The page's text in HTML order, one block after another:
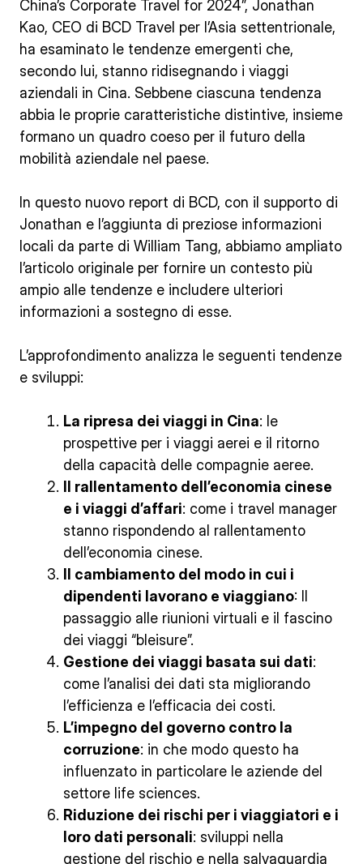
China’s Corporate Travel for 2024”, Jonathan
Kao, CEO di BCD Travel per l’Asia settentrionale,
ha esaminato le tendenze emergenti che,
secondo lui, stanno ridisegnando i viaggi
aziendali in Cina. Sebbene ciascuna tendenza
abbia le proprie caratteristiche distintive, insieme
formano un quadro coeso per il futuro della
mobilità aziendale nel paese.
In questo nuovo report di BCD, con il supporto di
Jonathan e l’aggiunta di preziose informazioni
locali da parte di William Tang, abbiamo ampliato
l’articolo originale per fornire un contesto più
ampio alle tendenze e includere ulteriori
informazioni a sostegno di esse.
L’approfondimento analizza le seguenti tendenze
e sviluppi:
La ripresa dei viaggi in Cina: le
prospettive per i viaggi aerei e il ritorno
della capacità delle compagnie aeree.
Il rallentamento dell’economia cinese
e i viaggi d’affari: come i travel manager
stanno rispondendo al rallentamento
dell’economia cinese.
Il cambiamento del modo in cui i
dipendenti lavorano e viaggiano: Il
passaggio alle riunioni virtuali e il fascino
dei viaggi “bleisure”.
Gestione dei viaggi basata sui dati:
come l’analisi dei dati sta migliorando
l’efficienza e l’efficacia dei costi.
L’impegno del governo contro la
corruzione: in che modo questo ha
influenzato in particolare le aziende del
settore life sciences.
Riduzione dei rischi per i viaggiatori e i
loro dati personali: sviluppi nella
gestione del rischio e nella salvaguardia